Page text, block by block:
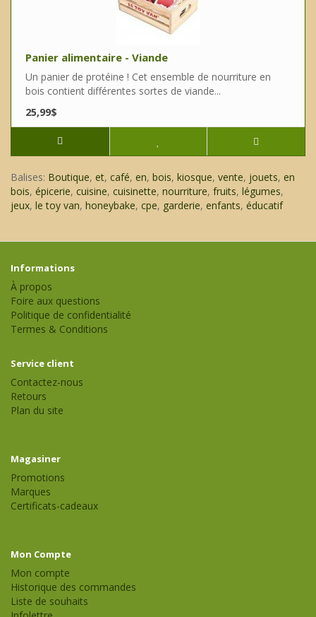
Panier alimentaire - Viande
Un panier de protéine ! Cet ensemble de nourriture en
bois contient différentes sortes de viande...
25,99$
Balises: Boutique, et, café, en, bois, kiosque, vente, jouets, en
bois, épicerie, cuisine, cuisinette, nourriture, fruits, légumes,
jeux, le toy van, honeybake, cpe, garderie, enfants, éducatif
Informations
À propos
Foire aux questions
Politique de confidentialité
Termes & Conditions
Service client
Contactez-nous
Retours
Plan du site
Magasiner
Promotions
Marques
Certificats-cadeaux
Mon Compte
Mon compte
Historique des commandes
Liste de souhaits